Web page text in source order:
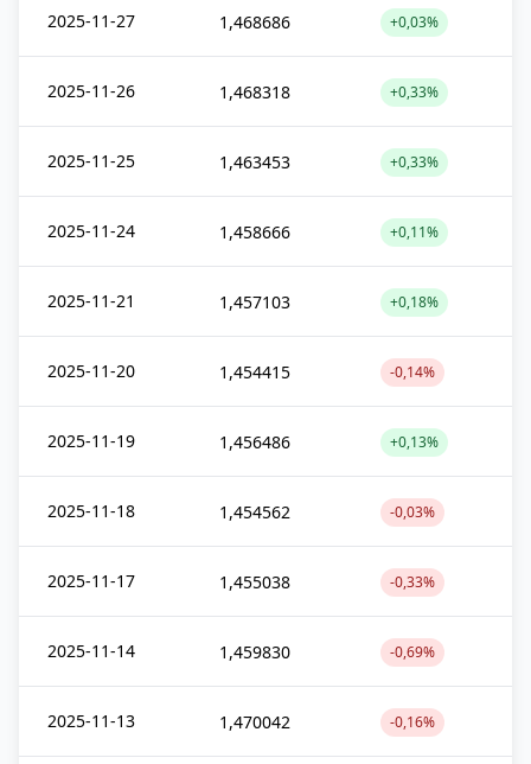
2025-11-27 1,468686 +0,03%
2025-11-26 1,468318 +0,33%
2025-11-25 1,463453 +0,33%
2025-11-24 1,458666 +0,11%
2025-11-21 1,457103 +0,18%
2025-11-20 1,454415 -0,14%
2025-11-19 1,456486 +0,13%
2025-11-18 1,454562 -0,03%
2025-11-17 1,455038 -0,33%
2025-11-14 1,459830 -0,69%
2025-11-13 1,470042 -0,16%